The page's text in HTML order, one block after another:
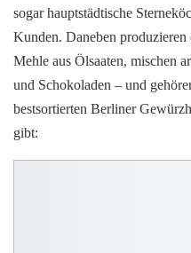
sogar hauptstädtische
Kunden. Daneben
Mehle aus Ölsaaten, mischen
und Schokoladen – und
bestsortierten Berliner
gibt: